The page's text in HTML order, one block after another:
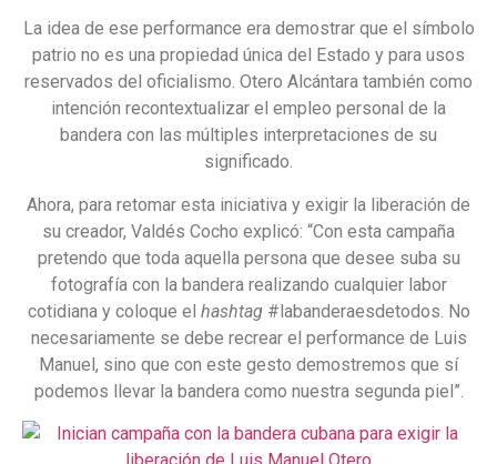
La idea de ese performance era demostrar que el símbolo
patrio no es una propiedad única del Estado y para usos
reservados del oficialismo. Otero Alcántara también como
intención recontextualizar el empleo personal de la
bandera con las múltiples interpretaciones de su
significado.
Ahora, para retomar esta iniciativa y exigir la liberación de
su creador, Valdés Cocho explicó: “Con esta campaña
pretendo que toda aquella persona que desee suba su
fotografía con la bandera realizando cualquier labor
cotidiana y coloque el hashtag#labanderaesdetodos. No
necesariamente se debe recrear el performance de Luis
Manuel, sino que con este gesto demostremos que sí
podemos llevar la bandera como nuestra segunda piel”.